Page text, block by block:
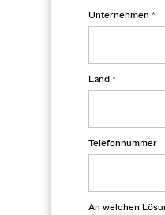
Unternehmen *
Land *
Telefonnummer
An welchen